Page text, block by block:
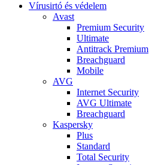
Vírusirtó és védelem
Avast
Premium Security
Ultimate
Antitrack Premium
Breachguard
Mobile
AVG
Internet Security
AVG Ultimate
Breachguard
Kaspersky
Plus
Standard
Total Security